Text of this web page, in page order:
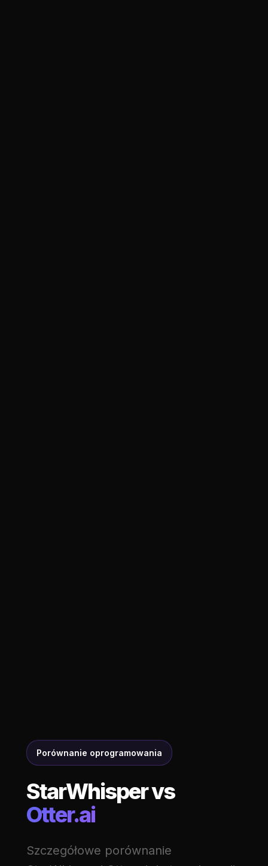
Porównanie oprogramowania
StarWhisper vs
Otter.ai
Szczegółowe porównanie